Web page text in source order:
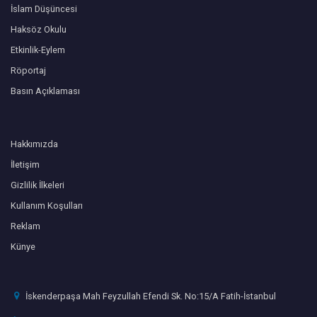
İslam Düşüncesi
Haksöz Okulu
Etkinlik-Eylem
Röportaj
Basın Açıklaması
Hakkımızda
İletişim
Gizlilik İlkeleri
Kullanım Koşulları
Reklam
Künye
İskenderpaşa Mah Feyzullah Efendi Sk. No:15/A Fatih-İstanbul